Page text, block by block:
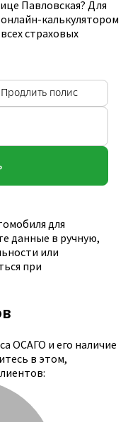
Павловская? Для
калькулятором
страховых
для
данные в ручную,
или
при
ОСАГО и его наличие
в этом,